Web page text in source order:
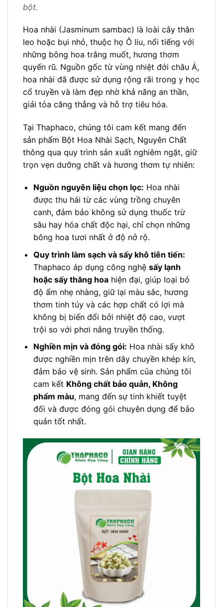
bột.
Hoa nhài (Jasminum sambac) là loài cây thân
leo hoặc bụi nhỏ, thuộc họ Ô liu, nổi tiếng với
những bông hoa trắng muốt, hương thơm
quyến rũ. Nguồn gốc từ vùng nhiệt đới châu Á,
hoa nhài đã được sử dụng rộng rãi trong y học
cổ truyền và làm đẹp nhờ khả năng an thần,
giải tỏa căng thẳng và hỗ trợ tiêu hóa.
Tại Thaphaco, chúng tôi cam kết mang đến
sản phẩm Bột Hoa Nhài Sạch, Nguyên Chất
thông qua quy trình sản xuất nghiêm ngặt, giữ
trọn vẹn dưỡng chất và hương thơm tự nhiên:
Nguồn nguyên liệu chọn lọc: Hoa nhài
được thu hái từ các vùng trồng chuyên
canh, đảm bảo không sử dụng thuốc trừ
sâu hay hóa chất độc hại, chỉ chọn những
bông hoa tươi nhất ở độ nở rộ.
Quy trình làm sạch và sấy khô tiên tiến:
Thaphaco áp dụng công nghệ sấy lạnh
hoặc sấy thăng hoahiện đại, giúp loại bỏ
độ ẩm nhẹ nhàng, giữ lại màu sắc, hương
thơm tinh túy và các hợp chất có lợi mà
không bị biến đổi bởi nhiệt độ cao, vượt
trội so với phơi nắng truyền thống.
Nghiền mịn và đóng gói: Hoa nhài sấy khô
được nghiền mịn trên dây chuyền khép kín,
đảm bảo vệ sinh. Sản phẩm của chúng tôi
cam kết Không chất bảo quản, Không
phẩm màu, mang đến sự tinh khiết tuyệt
đối và được đóng gói chuyên dụng để bảo
quản tốt nhất.